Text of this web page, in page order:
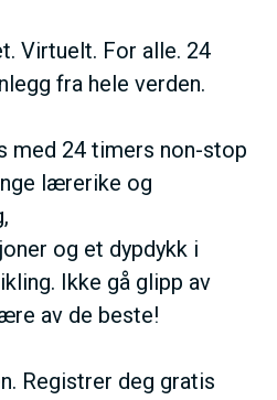
Virtuelt. For alle. 24
fra hele verden.
med 24 timers non-stop
lærerike og
og et dypdykk i
Ikke gå glipp av
av de beste!
Registrer deg gratis